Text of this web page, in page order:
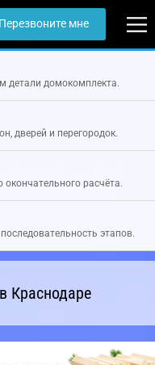
Перезвоните мне
детали домокомплекта.
дверей и перегородок.
расчёта.
этапов.
Краснодаре